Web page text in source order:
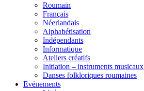
Roumain
Français
Néerlandais
Alphabétisation
Indépendants
Informatique
Ateliers créatifs
Initiation – instruments musicaux
Danses folkloriques roumaines
Evénements